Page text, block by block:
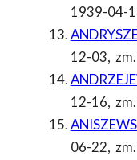
1939-04-
12-03,
12-16,
06-22,